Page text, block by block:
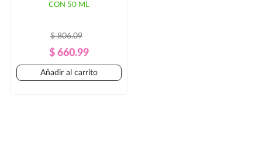
CON 50 ML
Precio
Regular
$ 806.09
Precio
$ 660.99
Añadir al carrito